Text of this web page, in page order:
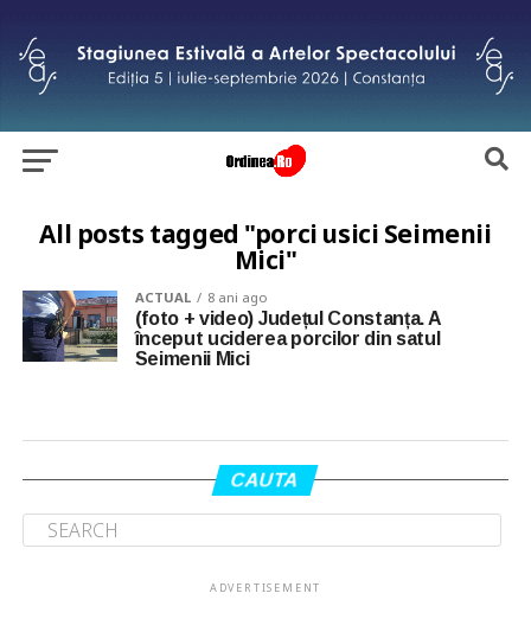
All posts tagged "porci usici Seimenii
Mici"
ACTUAL 8 ani ago
(foto + video) Județul Constanța. A
început uciderea porcilor din satul
Seimenii Mici
CAUTA
ADVERTISEMENT